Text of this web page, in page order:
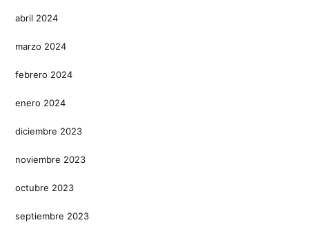
abril 2024
marzo 2024
febrero 2024
enero 2024
diciembre 2023
noviembre 2023
octubre 2023
septiembre 2023